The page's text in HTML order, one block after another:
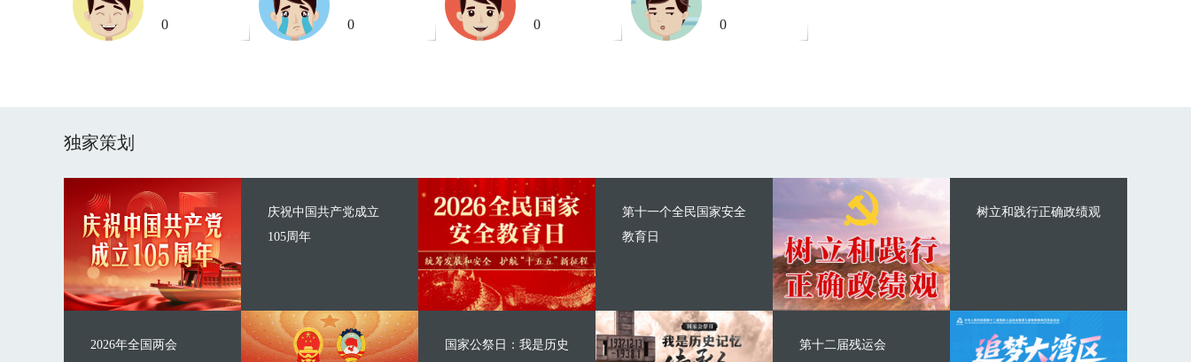
0 0 0 0
独家策划
庆祝中国共产党成立
105周年
2026年全国两会
第十一个全民国家安全
教育日
国家公祭日：我是历史
树立和践行正确政绩观
第十二届残运会